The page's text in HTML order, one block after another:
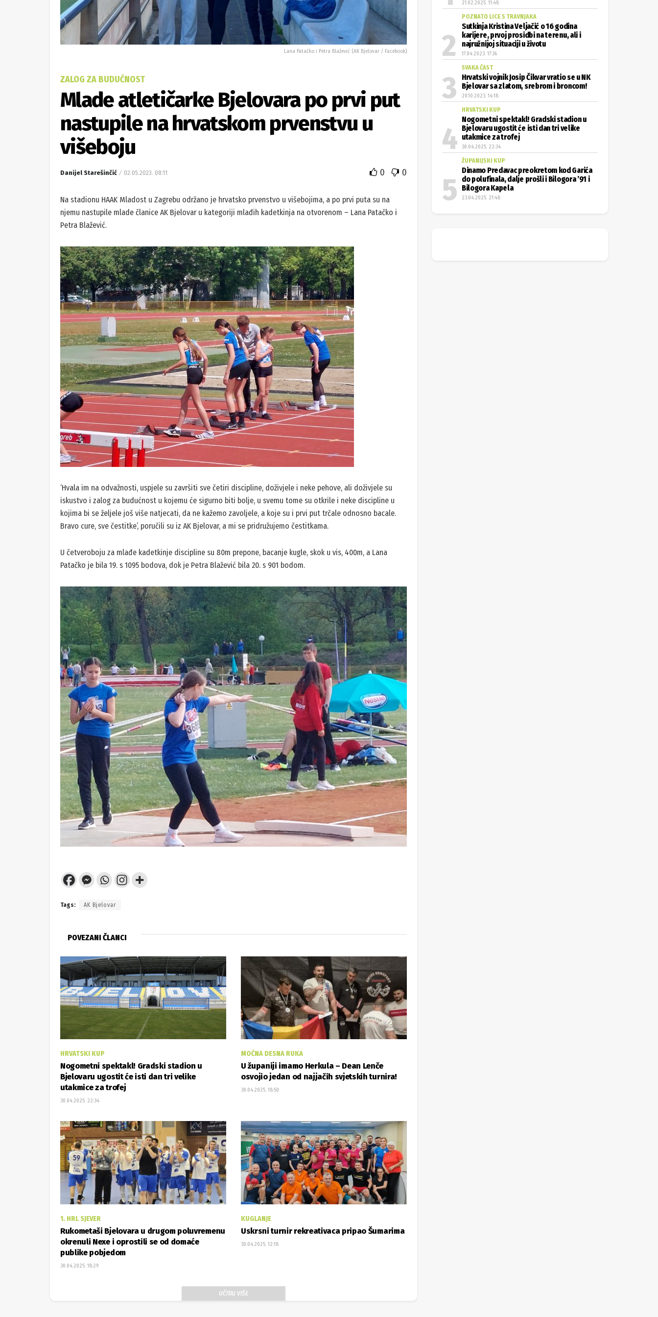
Lana Patačko i Petra Blažević (AK Bjelovar / Facebook)
ZALOG ZA BUDUĆNOST
Mlade atletičarke Bjelovara po prvi put
nastupile na hrvatskom prvenstvu u
višeboju
Danijel Starešinčić 02.05.2023. 08:11 0 0
Na stadionu HAAK Mladost u Zagrebu održano je hrvatsko prvenstvo u višebojima, a po prvi puta su na
njemu nastupile mlade članice AK Bjelovar u kategoriji mlađih kadetkinja na otvorenom – Lana Patačko i
Petra Blažević.
‘Hvala im na odvažnosti, uspjele su završiti sve četiri discipline, doživjele i neke pehove, ali doživjele su
iskustvo i zalog za budućnost u kojemu će sigurno biti bolje, u svemu tome su otkrile i neke discipline u
kojima bi se željele još više natjecati, da ne kažemo zavoljele, a koje su i prvi put trčale odnosno bacale.
Bravo cure, sve čestitke’, poručili su iz AK Bjelovar, a mi se pridružujemo čestitkama.
U četveroboju za mlađe kadetkinje discipline su 80m prepone, bacanje kugle, skok u vis, 400m, a Lana
Patačko je bila 19. s 1095 bodova, dok je Petra Blažević bila 20. s 901 bodom.
Tags: AK Bjelovar
POVEZANI ČLANCI
HRVATSKI KUP
Nogometni spektakl! Gradski stadion u
Bjelovaru ugostit će isti dan tri velike
utakmice za trofej
30.04.2025. 22:34
MOĆNA DESNA RUKA
U županiji imamo Herkula – Dean Lenče
osvojio jedan od najjačih svjetskih turnira!
30.04.2025. 18:50
1. HRL SJEVER
Rukometaši Bjelovara u drugom poluvremenu
okrenuli Nexe i oprostili se od domaće
publike pobjedom
30.04.2025. 18:29
KUGLANJE
Uskrsni turnir rekreativaca pripao Šumarima
30.04.2025. 12:18
UČITAJ VIŠE
21.02.2025. 11:48
POZNATO LICE S TRAVNJAKA
Sutkinja Kristina Veljačić o 16 godina
karijere, prvoj prosidbi na terenu, ali i
najružnijoj situaciji u životu
17.04.2023. 17:36
SVAKA ČAST
Hrvatski vojnik Josip Čikvar vratio se u NK
Bjelovar sa zlatom, srebrom i broncom!
20.10.2023. 14:18
HRVATSKI KUP
Nogometni spektakl! Gradski stadion u
Bjelovaru ugostit će isti dan tri velike
utakmice za trofej
30.04.2025. 22:34
ŽUPANIJSKI KUP
Dinamo Predavac preokretom kod Garića
do polufinala, dalje prošli i Bilogora ’91 i
Bilogora Kapela
23.04.2025. 21:48